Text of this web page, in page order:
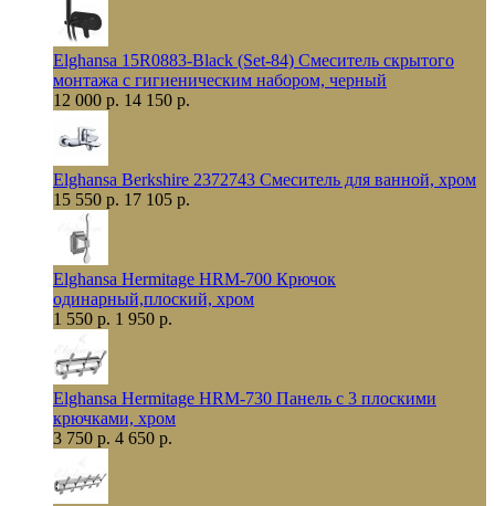
Elghansa 15R0883-Black (Set-84) Смеситель скрытого
монтажа с гигиеническим набором, черный
12 000 р. 14 150 р.
Elghansa Berkshire 2372743 Смеситель для ванной, хром
15 550 р. 17 105 р.
Elghansa Hermitage HRM-700 Крючок
одинарный,плоский, хром
1 550 р. 1 950 р.
Elghansa Hermitage HRM-730 Панель с 3 плоскими
крючками, хром
3 750 р. 4 650 р.